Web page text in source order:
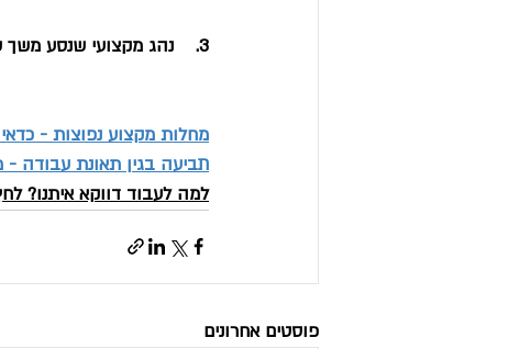
3.    נהג מקצועי שנסע משך שנים בדרכים משובשות תוך גרימת נזקים מזעריים מצטברים לגבו.
מחלות מקצוע נפוצות -
תביעה בגין תאונת עבודה -
למה לעבוד דווקא איתנו?
פוסטים אחרונים